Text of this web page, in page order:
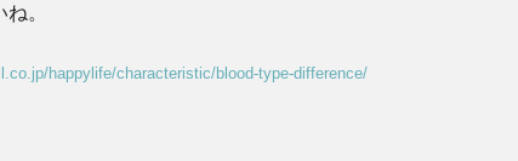
。
happylife/characteristic/blood-type-difference/